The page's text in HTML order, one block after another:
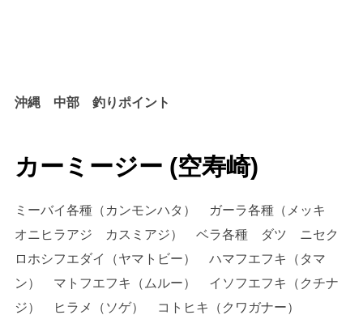
沖縄 中部 釣りポイント
カーミージー (空寿崎)
ミーバイ各種（カンモンハタ） ガーラ各種（メッキ
オニヒラアジ カスミアジ） ベラ各種 ダツ ニセク
ロホシフエダイ（ヤマトビー） ハマフエフキ（タマ
ン） マトフエフキ（ムルー） イソフエフキ（クチナ
ジ） ヒラメ（ソゲ） コトヒキ（クワガナー）